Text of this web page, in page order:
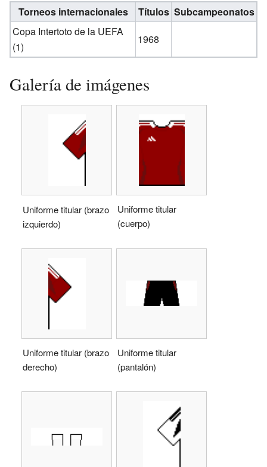
Torneos internacionales Títulos Subcampeonatos
Copa Intertoto de la UEFA
(1)
1968
Galería de imágenes
Uniforme titular (brazo
izquierdo)
Uniforme titular
(cuerpo)
Uniforme titular (brazo
derecho)
Uniforme titular
(pantalón)